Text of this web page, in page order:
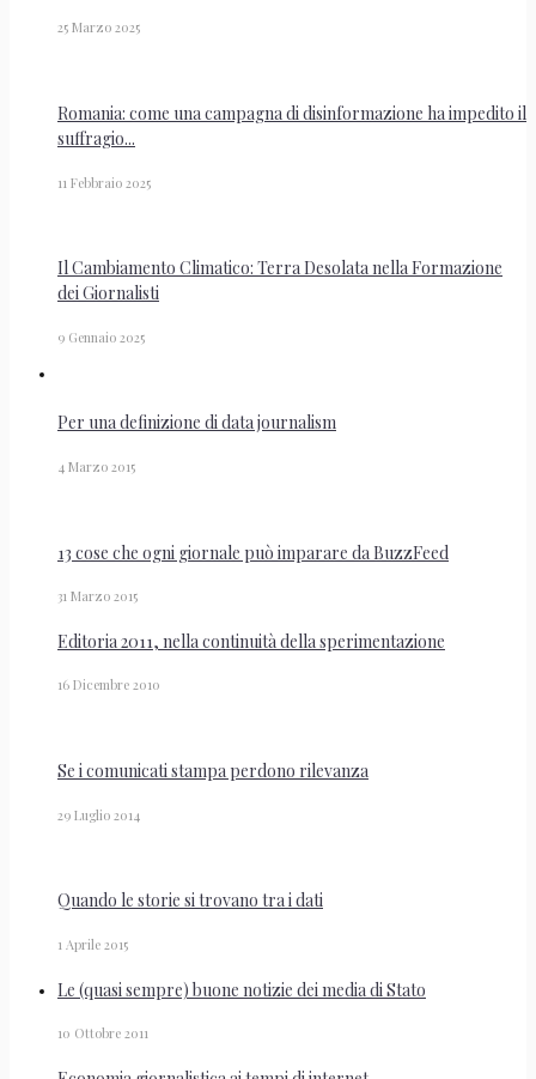
25 Marzo 2025
Romania: come una campagna di disinformazione ha impedito il
suffragio...
11 Febbraio 2025
Il Cambiamento Climatico: Terra Desolata nella Formazione
dei Giornalisti
9 Gennaio 2025
Per una definizione di data journalism
4 Marzo 2015
13 cose che ogni giornale può imparare da BuzzFeed
31 Marzo 2015
Editoria 2011, nella continuità della sperimentazione
16 Dicembre 2010
Se i comunicati stampa perdono rilevanza
29 Luglio 2014
Quando le storie si trovano tra i dati
1 Aprile 2015
Le (quasi sempre) buone notizie dei media di Stato
10 Ottobre 2011